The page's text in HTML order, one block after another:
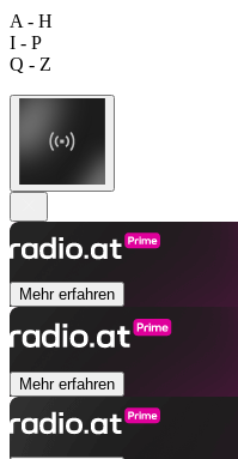
A - H
I - P
Q - Z
Mehr erfahren
Mehr erfahren